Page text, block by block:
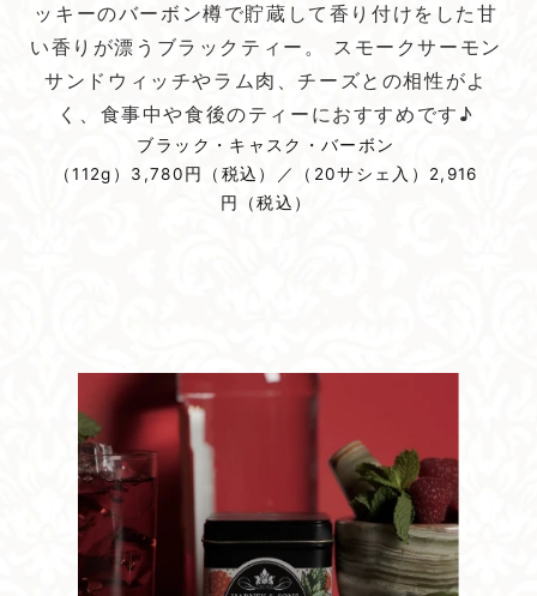
ッキーのバーボン樽で貯蔵して香り付けをした甘
い香りが漂うブラックティー。 スモークサーモン
サンドウィッチやラム肉、チーズとの相性がよ
く、食事中や食後のティーにおすすめです♪
ブラック・キャスク・バーボン
（112g）3,780円（税込）／（20サシェ入）2,916
円（税込）